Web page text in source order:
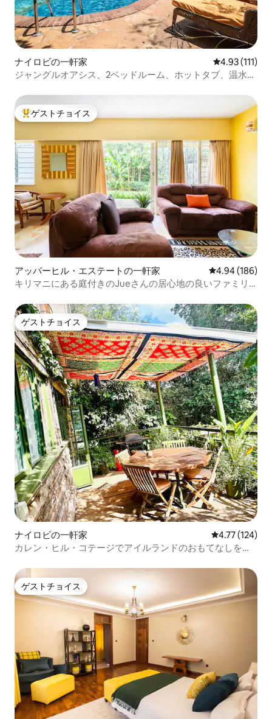
ナイロビの一軒家 レビュー111
4.93 (111)
ジャングルオアシス、2ベッドルーム、ホットタブ、温水プ
大好評のゲストチョイスです。
ゲストチョイス
アッパーヒル・エステートの一軒家 レビュー186
4.94 (186)
キリマニにある庭付きのJueさんの居心地の良いファミリ
ゲストチョイス
ゲストチョイス
ナイロビの一軒家 レビュー124
4.77 (124)
カレン・ヒル・コテージでアイルランドのおもてなしを体
ゲストチョイス
ゲストチョイス